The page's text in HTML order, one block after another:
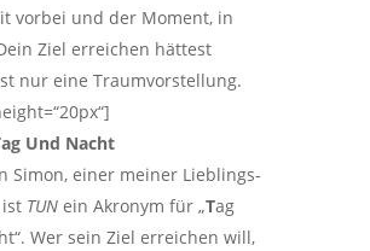
vorbei und der Moment, in
Ziel erreichen hättest
nur eine Traumvorstellung.
Und Nacht
Simon, einer meiner Lieblings-
ist TUNein Akronym für „Tag
Wer sein Ziel erreichen will,